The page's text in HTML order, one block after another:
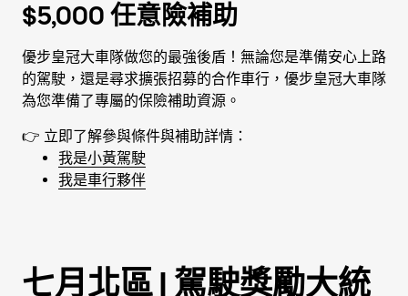
$5,000 任意險補助
優步皇冠大車隊做您的最強後盾！無論您是準備安心上路
的駕駛，還是尋求擴張招募的合作車行，優步皇冠大車隊
為您準備了專屬的保險補助資源。
👉 立即了解參與條件與補助詳情：
我是小黃駕駛
我是車行夥伴
七月北區 | 駕駛獎勵大統